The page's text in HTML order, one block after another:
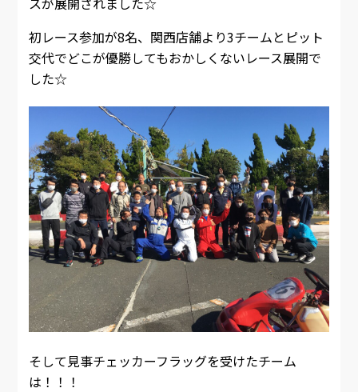
初レース参加が8名、関西店舗より3チームとピット
交代でどこが優勝してもおかしくないレース展開で
した☆
そして見事チェッカーフラッグを受けたチーム
は！！！